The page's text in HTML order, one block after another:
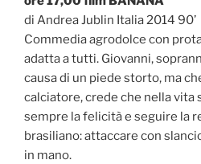
di Andrea Jublin Italia 2014 90’
Commedia agrodolce con
adatta a tutti. Giovanni,
causa di un piede storto, ma
calciatore, crede che nella vita
sempre la felicità e seguire la
brasiliano: attaccare con
in mano.